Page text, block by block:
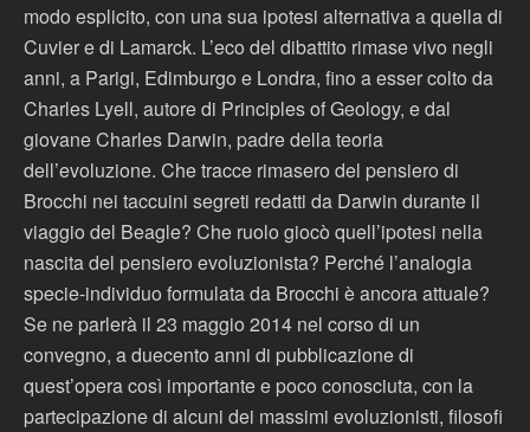
modo esplicito, con una sua ipotesi alternativa a quella di
Cuvier e di Lamarck. L’eco del dibattito rimase vivo negli
anni, a Parigi, Edimburgo e Londra, fino a esser colto da
Charles Lyell, autore di Principles of Geology, e dal
giovane Charles Darwin, padre della teoria
dell’evoluzione. Che tracce rimasero del pensiero di
Brocchi nei taccuini segreti redatti da Darwin durante il
viaggio del Beagle? Che ruolo giocò quell’ipotesi nella
nascita del pensiero evoluzionista? Perché l’analogia
specie-individuo formulata da Brocchi è ancora attuale?
Se ne parlerà il 23 maggio 2014 nel corso di un
convegno, a duecento anni di pubblicazione di
quest’opera così importante e poco conosciuta, con la
partecipazione di alcuni dei massimi evoluzionisti, filosofi